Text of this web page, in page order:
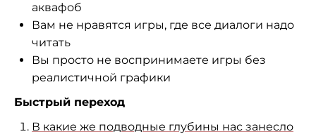
аквафоб
Вам не нравятся игры, где все диалоги надо
читать
Вы просто не воспринимаете игры без
реалистичной графики
Быстрый переход
В какие же подводные глубины нас занесло